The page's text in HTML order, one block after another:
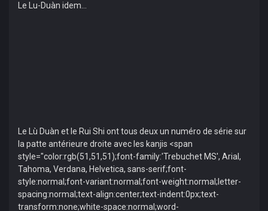
Le Lu-Duàn idem...
Le Lù Duàn et le Rui Shi ont tous deux un numéro de série sur
la patte antérieure droite avec les kanjis <span
style="color:rgb(51,51,51);font-family:'Trebuchet MS', Arial,
Tahoma, Verdana, Helvetica, sans-serif;font-
style:normal;font-variant:normal;font-weight:normal;letter-
spacing:normal;text-align:center;text-indent:0px;text-
transform:none;white-space:normal;word-